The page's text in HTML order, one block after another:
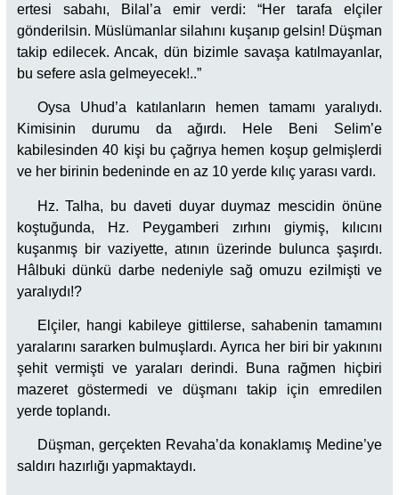
ertesi sabahı, Bilal’a emir verdi: “Her tarafa elçiler
gönderilsin. Müslümanlar silahını kuşanıp gelsin! Düşman
takip edilecek. Ancak, dün bizimle savaşa katılmayanlar,
bu sefere asla gelmeyecek!..”
Oysa Uhud’a katılanların hemen tamamı yaralıydı.
Kimisinin durumu da ağırdı. Hele Beni Selim’e
kabilesinden 40 kişi bu çağrıya hemen koşup gelmişlerdi
ve her birinin bedeninde en az 10 yerde kılıç yarası vardı.
Hz. Talha, bu daveti duyar duymaz mescidin önüne
koştuğunda, Hz. Peygamberi zırhını giymiş, kılıcını
kuşanmış bir vaziyette, atının üzerinde bulunca şaşırdı.
Hâlbuki dünkü darbe nedeniyle sağ omuzu ezilmişti ve
yaralıydı!?
Elçiler, hangi kabileye gittilerse, sahabenin tamamını
yaralarını sararken bulmuşlardı. Ayrıca her biri bir yakınını
şehit vermişti ve yaraları derindi. Buna rağmen hiçbiri
mazeret göstermedi ve düşmanı takip için emredilen
yerde toplandı.
Düşman, gerçekten Revaha’da konaklamış Medine’ye
saldırı hazırlığı yapmaktaydı.